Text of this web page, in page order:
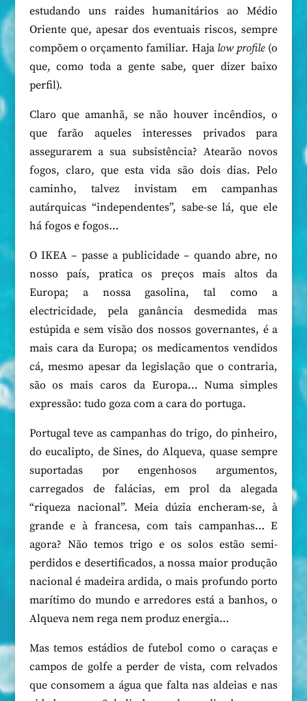
estudando uns raides humanitários ao Médio
Oriente que, apesar dos eventuais riscos, sempre
compõem o orçamento familiar. Haja low profile (o
que, como toda a gente sabe, quer dizer baixo
perfil).
Claro que amanhã, se não houver incêndios, o
que farão aqueles interesses privados para
assegurarem a sua subsistência? Atearão novos
fogos, claro, que esta vida são dois dias. Pelo
caminho, talvez invistam em campanhas
autárquicas “independentes”, sabe-se lá, que ele
há fogos e fogos…
O IKEA – passe a publicidade – quando abre, no
nosso país, pratica os preços mais altos da
Europa; a nossa gasolina, tal como a
electricidade, pela ganância desmedida mas
estúpida e sem visão dos nossos governantes, é a
mais cara da Europa; os medicamentos vendidos
cá, mesmo apesar da legislação que o contraria,
são os mais caros da Europa… Numa simples
expressão: tudo goza com a cara do portuga.
Portugal teve as campanhas do trigo, do pinheiro,
do eucalipto, de Sines, do Alqueva, quase sempre
suportadas por engenhosos argumentos,
carregados de falácias, em prol da alegada
“riqueza nacional”. Meia dúzia encheram-se, à
grande e à francesa, com tais campanhas… E
agora? Não temos trigo e os solos estão semi-
perdidos e desertificados, a nossa maior produção
nacional é madeira ardida, o mais profundo porto
marítimo do mundo e arredores está a banhos, o
Alqueva nem rega nem produz energia…
Mas temos estádios de futebol como o caraças e
campos de golfe a perder de vista, com relvados
que consomem a água que falta nas aldeias e nas